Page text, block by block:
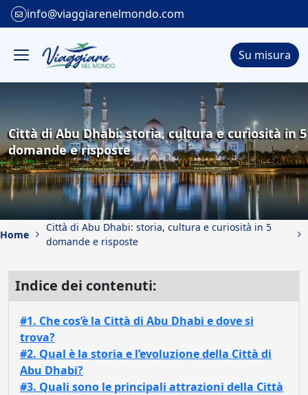
info@viaggiarenelmondo.com
Su misura
Città di Abu Dhabi: storia, cultura e curiosità in 5
domande e risposte
Home
Città di Abu Dhabi: storia, cultura e curiosità in 5
domande e risposte
Indice dei contenuti:
#1. Che cos’è la Città di Abu Dhabi e dove si
trova?
#2. Qual è la storia e l’evoluzione della Città di
Abu Dhabi?
#3. Quali sono le principali attrazioni della Città